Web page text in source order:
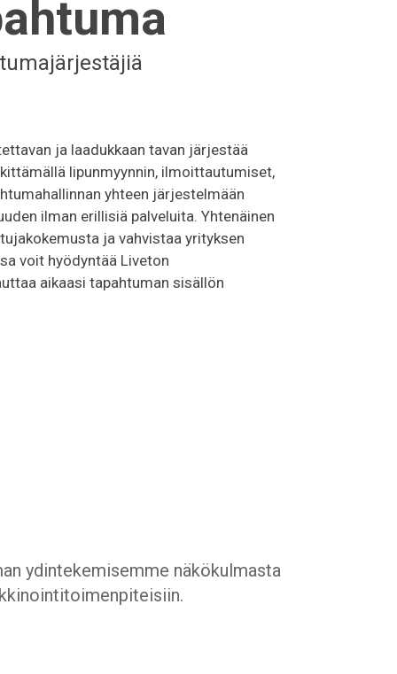
ja laadukkaan tavan järjestää
lipunmyynnin, ilmoittautumiset,
yhteen järjestelmään
ilman erillisiä palveluita. Yhtenäinen
ja vahvistaa yrityksen
voit hyödyntää Liveton
aikaasi tapahtuman sisällön
ydintekemisemme näkökulmasta